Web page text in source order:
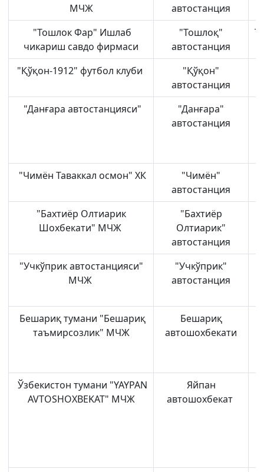
"Toshshahartransxizmat"
Ishonch telefon
raqami
Ishonch telefon
raqami
87-00
+998 (71) 207-
Avtomobil
qo'mitasi
Ishonch telefon
raqami
+998 (71) 200-
02-04
+998 (71) 207-
034
МЧЖ
автостанция
"Тошлок Фар" Ишлаб
чикариш савдо фирмаси
"Тошлоқ"
автостанция
"Қўқон-1912" футбол клуби
"Қўқон"
автостанция
"Данғара автостанцияси"
"Данғара"
автостанция
"Чимён Таваккал осмон" ХК
"Чимён"
автостанция
"Бахтиёр Олтиарик
Шохбекати" МЧЖ
"Бахтиёр
Олтиарик"
автостанция
"Учкўприк автостанцияси"
МЧЖ
"Учкўприк"
автостанция
Бешариқ тумани "Бешариқ
таъмирсозлик" МЧЖ
Бешариқ
автошохбекати
Ўзбекистон тумани "YAYPAN
AVTOSHOXBEKAT" МЧЖ
Яйпан
автошохбекат